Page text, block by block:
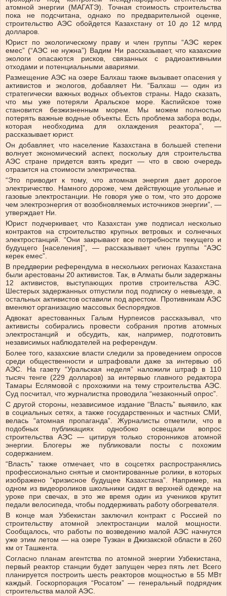
атомной энергии (МАГАТЭ). Точная стоимость строительства
пока не подсчитана, однако по предварительной оценке,
строительство АЭС обойдется Казахстану от 10 до 12 млрд
долларов.
Юрист по экологическому праву и член группы “АЭС керек
емес” (“АЭС не нужна”) Вадим Ни рассказывает, что казахские
экологи опасаются рисков, связанных с радиоактивными
отходами и потенциальными авариями.
Размещение АЭС на озере Балхаш также вызывает опасения у
активистов и экологов, добавляет Ни. “Балхаш — один из
стратегически важных водных объектов страны. Надо сказать,
что мы уже потеряли Аральское море. Каспийское тоже
становится безжизненным морем. Мы можем полностью
потерять важные водные объекты. Есть проблема забора воды,
которая необходима для охлаждения реактора”, —
рассказывает юрист.
Он добавляет, что население Казахстана в большей степени
волнует экономический аспект, поскольку для строительства
АЭС стране придется взять кредит — что в свою очередь
отразится на стоимости электричества.
“Это приводит к тому, что атомная энергия дает дорогое
электричество. Намного дороже, чем действующие угольные и
газовые электростанции. Не говоря уже о том, что это дороже
чем электроэнергия от возобновляемых источников энергии”, —
утверждает Ни.
Юрист подчеркивает, что Казахстан уже подписал несколько
контрактов на строительство крупных ветровых и солнечных
электростанций. “Они закрывают все потребности текущего и
будущего [населения]”, — рассказывает член группы “АЭС
керек емес”.
В преддверии референдума в нескольких регионах Казахстана
были арестованы 20 активистов. Так, в Алматы были задержаны
12 активистов, выступающих против строительства АЭС.
Шестерых задержанных отпустили под подписку о невыезде, а
остальных активистов оставили под арестом. Противникам АЭС
вменяют организацию массовых беспорядков.
Адвокат арестованных Галым Нурпеисов рассказывал, что
активисты собирались провести собрания против атомных
электростанций и обсудить, как, например, подготовить
независимых наблюдателей на референдум.
Более того, казахские власти следили за проведением опросов
среди общественности и штрафовали даже за интервью об
АЭС. На газету “Уральская неделя” наложили штраф в 110
тысяч тенге (229 долларов) за интервью главного редактора
Тамары Еслямовой с прохожими на тему строительства АЭС.
Суд посчитал, что журналистка проводила “незаконный опрос”.
С другой стороны, независимое издание “Власть” выявило, как
в социальных сетях, а также государственных и частных СМИ,
велась “атомная пропаганда”. Журналисты отметили, что в
подобных публикациях однобоко освещали вопрос
строительства АЭС — цитируя только сторонников атомной
энергии. Блогеры же публиковали посты с похожим
содержанием.
“Власть” также отмечает, что в соцсетях распространялись
профессионально снятые и смонтированные ролики, в которых
изображено “кризисное будущее Казахстана”. Например, на
одном из видеороликов школьники сидят в верхней одежде на
уроке при свечах, в это же время один из учеников крутит
педали велосипеда, чтобы поддерживать работу обогревателя.
В конце мая Узбекистан заключил контракт с Россией по
строительству атомной электростанции малой мощности.
Сообщалось, что работы по возведению малой АЭС начнутся
уже этим летом — на озере Тузкан в Джизакской области в 260
км от Ташкента.
Согласно планам агентства по атомной энергии Узбекистана,
первый реактор станции будет запущен через пять лет. Всего
планируется построить шесть реакторов мощностью в 55 МВт
каждый. Госкорпорация “Росатом” — генеральный подрядчик
строительства малой АЭС.